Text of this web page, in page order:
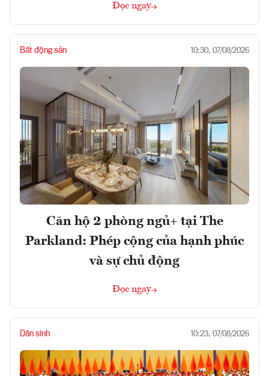
Đọc ngay
Bất động sản 10:30, 07/08/2026
Căn hộ 2 phòng ngủ+ tại The
Parkland: Phép cộng của hạnh phúc
và sự chủ động
Đọc ngay
Dân sinh 10:23, 07/08/2026